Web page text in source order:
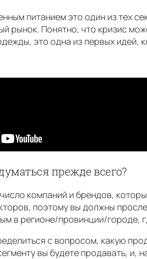
питанием это один из тех
рынок. Понятно, что кризис
это одна из первых идей,
прежде всего?
компаний и брендов,
поэтому вы должны
в регионе/провинции/городе,
с вопросом, какую
вы будете продавать, и,